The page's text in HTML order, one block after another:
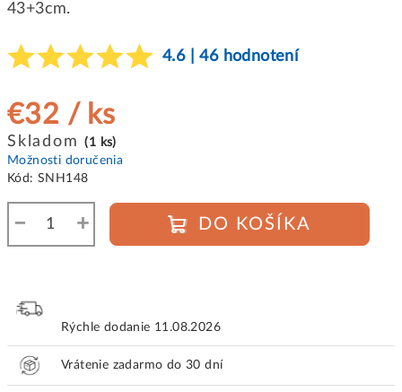
43+3cm.
4.6 | 46 hodnotení
€32 / ks
Jednotková
cena:
Skladom(1 ks)
Možnosti doručenia
Kód: SNH148
+
− DO KOŠÍKA
Rýchle dodanie 11.08.2026
Vrátenie zadarmo do 30 dní